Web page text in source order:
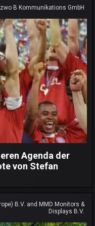
zwo B Kommunikations GmbH
Agenda der
von Stefan
B.V. and MMD Monitors &
Displays B.V.